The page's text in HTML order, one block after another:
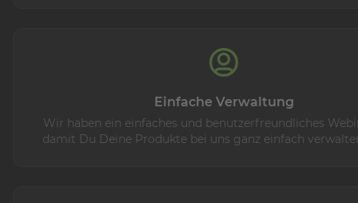
Einfache Verwaltung
Wir haben ein einfaches und benutzerfreundliches
damit Du Deine Produkte bei uns ganz einfach